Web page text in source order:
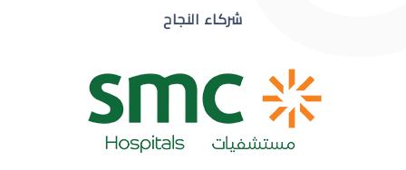
ضعف نظر مفاجئشركاء النجاح